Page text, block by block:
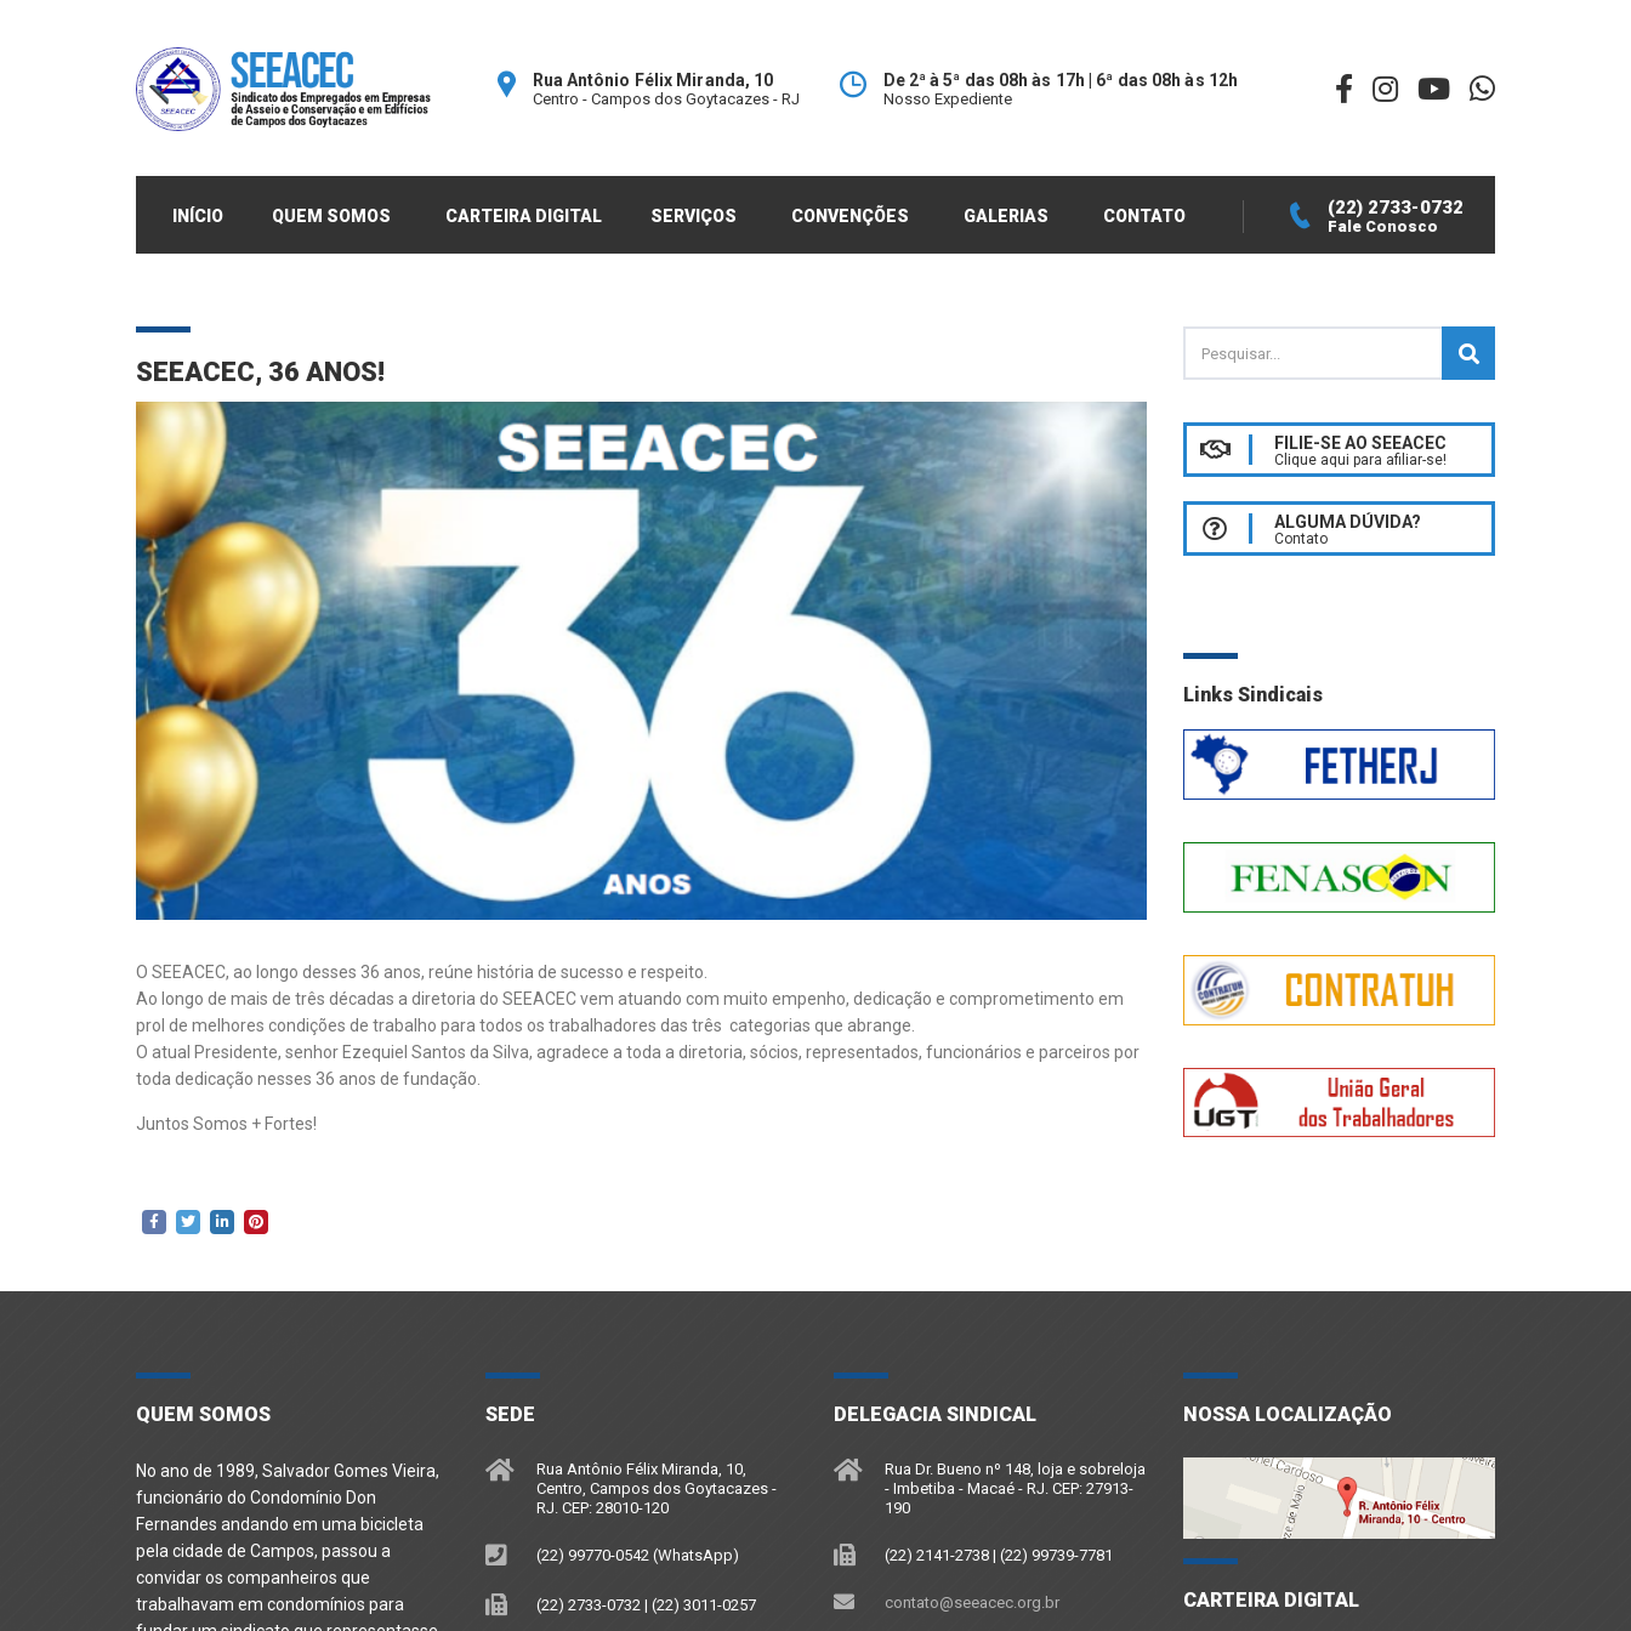
Rua Antônio Félix Miranda, 10
Centro - Campos dos Goytacazes - RJ
De 2ª à 5ª das 08h às 17h | 6ª das 08h às 12h
Nosso Expediente
INÍCIO QUEM SOMOS CARTEIRA DIGITAL SERVIÇOS CONVENÇÕES GALERIAS CONTATO (22) 2733-0732
Fale Conosco
SEEACEC, 36 ANOS!
O SEEACEC, ao longo desses 36 anos, reúne história de sucesso e respeito.
Ao longo de mais de três décadas a diretoria do SEEACEC vem atuando com muito empenho, dedicação e comprometimento em
prol de melhores condições de trabalho para todos os trabalhadores das três categorias que abrange.
O atual Presidente, senhor Ezequiel Santos da Silva, agradece a toda a diretoria, sócios, representados, funcionários e parceiros por
toda dedicação nesses 36 anos de fundação.
Juntos Somos + Fortes!
FILIE-SE AO SEEACEC
Clique aqui para afiliar-se!
ALGUMA DÚVIDA?
Contato
Links Sindicais
QUEM SOMOS
No ano de 1989, Salvador Gomes Vieira,
funcionário do Condomínio Don
Fernandes andando em uma bicicleta
pela cidade de Campos, passou a
convidar os companheiros que
trabalhavam em condomínios para
SEDE
Rua Antônio Félix Miranda, 10,
Centro, Campos dos Goytacazes -
RJ. CEP: 28010-120
(22) 99770-0542 (WhatsApp)
(22) 2733-0732 | (22) 3011-0257
DELEGACIA SINDICAL
Rua Dr. Bueno nº 148, loja e sobreloja
- Imbetiba - Macaé - RJ. CEP: 27913-
190
(22) 2141-2738 | (22) 99739-7781
contato@seeacec.org.br
NOSSA LOCALIZAÇÃO
CARTEIRA DIGITAL